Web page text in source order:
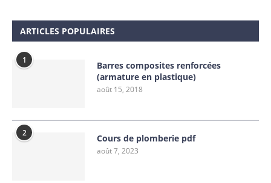
ARTICLES POPULAIRES
1
Barres composites renforcées
(armature en plastique)
août 15, 2018
2 Cours de plomberie pdf
août 7, 2023